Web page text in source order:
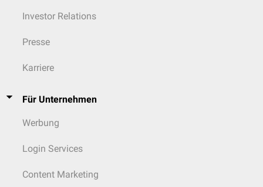
Investor Relations
Presse
Karriere
Für Unternehmen
Werbung
Login Services
Content Marketing